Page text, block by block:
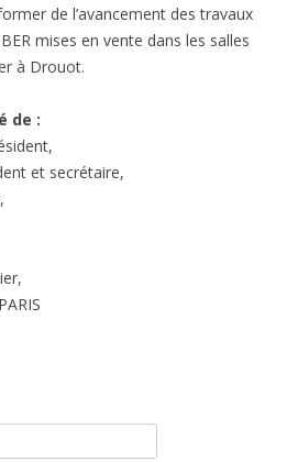
de l’avancement des travaux
mises en vente dans les salles
à Drouot.
de :
et secrétaire,